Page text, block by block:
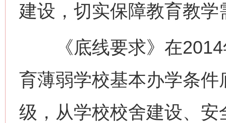
建设，切实保障教育教
《底线要求》在2014
育薄弱学校基本办学条
级，从学校校舍建设、